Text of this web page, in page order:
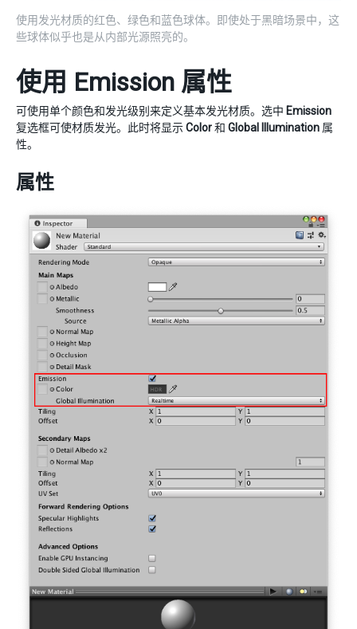
使用发光材质的红色、绿色和蓝色球体。即使处于黑暗场景中，这
些球体似乎也是从内部光源照亮的。
使用 Emission 属性
可使用单个颜色和发光级别来定义基本发光材质。选中 Emission
复选框可使材质发光。此时将显示Color和 Global Illumination 属
性。
属性